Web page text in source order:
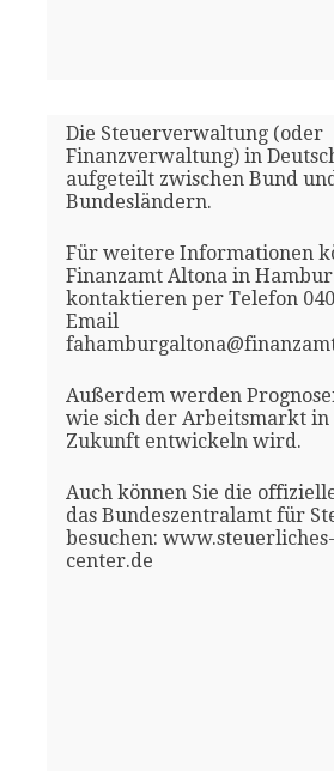
Die Steuerverwaltung (oder
Finanzverwaltung) in
aufgeteilt zwischen Bund
Bundesländern.
Für weitere Informationen
Finanzamt Altona in
kontaktieren per Telefon
Email
Außerdem werden
wie sich der Arbeitsmarkt in
Zukunft entwickeln wird.
Auch können Sie die
das Bundeszentralamt für
besuchen:
center.de